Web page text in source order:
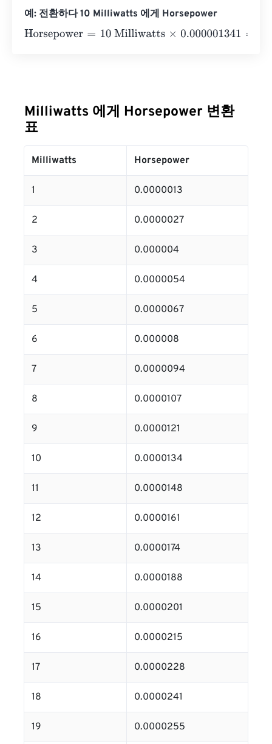
예: 전환하다 10 Milliwatts 에게 Horsepower
Horsepower= 10 Milliwatts×0.000001341=0.0000134
Milliwatts 에게 Horsepower 변환
표
Milliwatts Horsepower
1 0.0000013
2 0.0000027
3 0.000004
4 0.0000054
5 0.0000067
6 0.000008
7 0.0000094
8 0.0000107
9 0.0000121
10 0.0000134
11 0.0000148
12 0.0000161
13 0.0000174
14 0.0000188
15 0.0000201
16 0.0000215
17 0.0000228
18 0.0000241
19 0.0000255